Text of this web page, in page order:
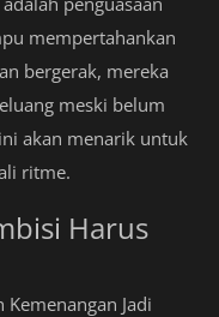
mempertahankan
bergerak, mereka
meski belum
akan menarik untuk
ritme.
Harus
Jadi